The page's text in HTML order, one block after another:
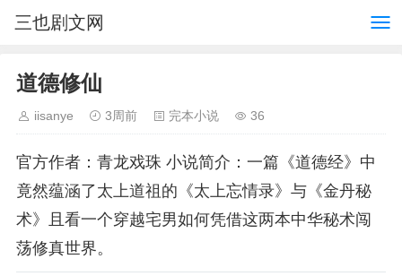
三也剧文网
道德修仙
iisanye 3周前 完本小说 36
官方作者：青龙戏珠 小说简介：一篇《道德经》中
竟然蕴涵了太上道祖的《太上忘情录》与《金丹秘
术》且看一个穿越宅男如何凭借这两本中华秘术闯
荡修真世界。